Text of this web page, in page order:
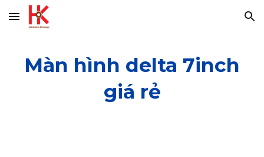
Skip to main content Skip to navigation
Màn hình delta 7inch
giá rẻ